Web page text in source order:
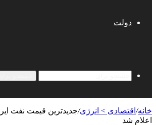
دولت
خانه/ اقتصادی > انرژی/جدیدترین قیمت نفت
اعلام شد